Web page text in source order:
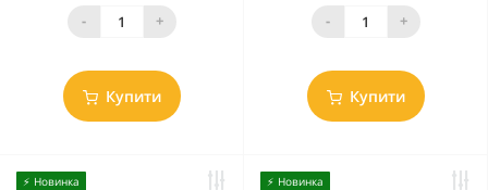
- +
Купити
- +
Купити
⚡️ Новинка ⚡️ Новинка